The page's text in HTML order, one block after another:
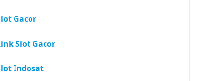
Gacor
Slot Gacor
Indosat